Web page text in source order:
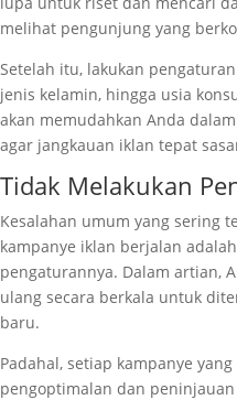
melihat pengunjung yang
Setelah itu, lakukan
jenis kelamin, hingga usia
akan memudahkan Anda
agar jangkauan iklan tepat
Tidak Melakukan
Kesalahan umum yang sering
kampanye iklan berjalan
pengaturannya. Dalam artian,
ulang secara berkala untuk
baru.
Padahal, setiap kampanye
pengoptimalan dan